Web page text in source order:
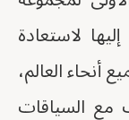
لاستعادة
أنحاء العالم،
مع السياقات